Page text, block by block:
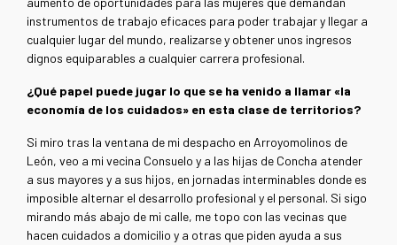
instrumentos de trabajo eficaces para poder trabajar y llegar a
cualquier lugar del mundo, realizarse y obtener unos ingresos
dignos equiparables a cualquier carrera profesional.
¿Qué papel puede jugar lo que se ha venido a llamar «la
economía de los cuidados» en esta clase de territorios?
Si miro tras la ventana de mi despacho en Arroyomolinos de
León, veo a mi vecina Consuelo y a las hijas de Concha atender
a sus mayores y a sus hijos, en jornadas interminables donde es
imposible alternar el desarrollo profesional y el personal. Si sigo
mirando más abajo de mi calle, me topo con las vecinas que
hacen cuidados a domicilio y a otras que piden ayuda a sus